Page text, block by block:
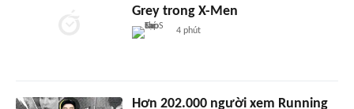
Grey trong X-Men
4 phút
Hơn 202.000 người xem Running